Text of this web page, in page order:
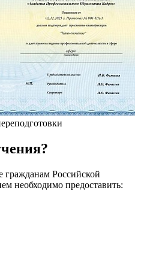
гражданам Российской
необходимо предоставить: